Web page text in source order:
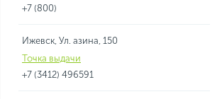
+7 (800)
Ижевск, Ул. азина, 150
Точка выдачи
+7 (3412) 496591